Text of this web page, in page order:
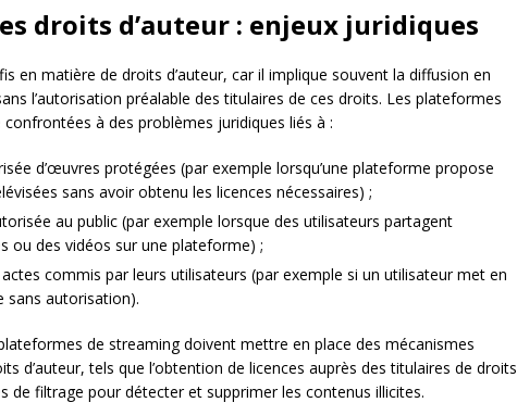
droits d’auteur : enjeux juridiques
en matière de droits d’auteur, car il implique souvent la diffusion en
l’autorisation préalable des titulaires de ces droits. Les plateformes
à des problèmes juridiques liés à :
d’œuvres protégées (par exemple lorsqu’une plateforme propose
sans avoir obtenu les licences nécessaires) ;
au public (par exemple lorsque des utilisateurs partagent
ou des vidéos sur une plateforme) ;
commis par leurs utilisateurs (par exemple si un utilisateur met en
autorisation).
de streaming doivent mettre en place des mécanismes
d’auteur, tels que l’obtention de licences auprès des titulaires de droits
de filtrage pour détecter et supprimer les contenus illicites.